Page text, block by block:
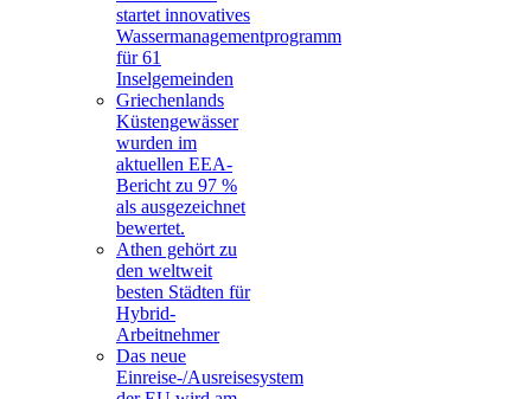
startet innovatives
Wassermanagementprogramm
für 61
Inselgemeinden
Griechenlands
Küstengewässer
wurden im
aktuellen EEA-
Bericht zu 97 %
als ausgezeichnet
bewertet.
Athen gehört zu
den weltweit
besten Städten für
Hybrid-
Arbeitnehmer
Das neue
Einreise-/Ausreisesystem